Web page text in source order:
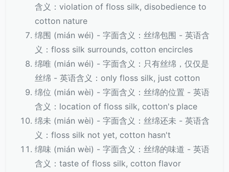
含义：violation of floss silk, disobedience to
cotton nature
绵围 (mián wéi) - 字面含义：丝绵包围 - 英语含
义：floss silk surrounds, cotton encircles
绵唯 (mián wéi) - 字面含义：只有丝绵，仅仅是
丝绵 - 英语含义：only floss silk, just cotton
绵位 (mián wèi) - 字面含义：丝绵的位置 - 英语
含义：location of floss silk, cotton's place
绵未 (mián wèi) - 字面含义：丝绵还未 - 英语含
义：floss silk not yet, cotton hasn't
绵味 (mián wèi) - 字面含义：丝绵的味道 - 英语
含义：taste of floss silk, cotton flavor